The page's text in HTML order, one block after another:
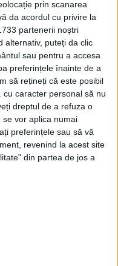
prin scanarea
da acordul cu privire la
partenerii noștri
alternativ, puteți da clic
sau pentru a accesa
preferințele înainte de a
să rețineți că este posibil
caracter personal să nu
dreptul de a refuza o
vor aplica numai
preferințele sau să vă
revenind la acest site
din partea de jos a
DE CITIRE
fapt ce ar putea fi
a venit la licitaţia
din Reşiţa.
despre o lucrare mică,
1,4 milioane de